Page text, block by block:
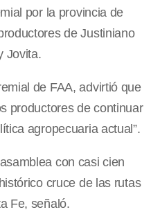
por la provincia de
de Justiniano
Jovita.
de FAA, advirtió que
productores de continuar
agropecuaria actual”.
con casi cien
cruce de las rutas
Fe, señaló.